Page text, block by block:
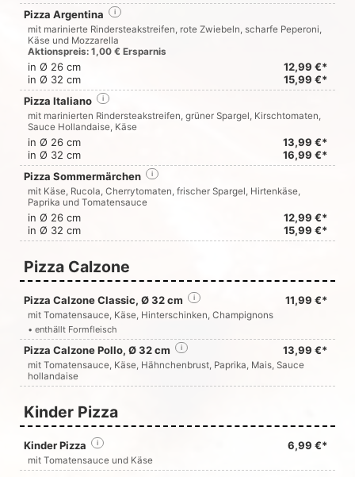
Pizza Argentina
i
mit marinierte Rindersteakstreifen, rote Zwiebeln, scharfe Peperoni,
Käse und Mozzarella
Aktionspreis: 1,00 € Ersparnis
in Ø 26 cm
12,99 €*
in Ø 32 cm
15,99 €*
Pizza Italiano
i
mit marinierten Rindersteakstreifen, grüner Spargel, Kirschtomaten,
Sauce Hollandaise, Käse
in Ø 26 cm
13,99 €*
in Ø 32 cm
16,99 €*
Pizza Sommermärchen
i
mit Käse, Rucola, Cherrytomaten, frischer Spargel, Hirtenkäse,
Paprika und Tomatensauce
in Ø 26 cm
12,99 €*
in Ø 32 cm
15,99 €*
Pizza Calzone
Pizza Calzone Classic, Ø 32 cm 11,99 €*
i
mit Tomatensauce, Käse, Hinterschinken, Champignons
• enthällt Formfleisch
Pizza Calzone Pollo, Ø 32 cm 13,99 €*
i
mit Tomatensauce, Käse, Hähnchenbrust, Paprika, Mais, Sauce
hollandaise
Kinder Pizza
Kinder Pizza 6,99 €*
i
mit Tomatensauce und Käse